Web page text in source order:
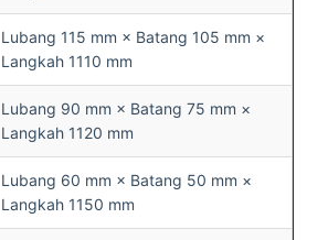
Lubang 115 mm × Batang 105 mm ×
Langkah 1110 mm
Lubang 90 mm × Batang 75 mm ×
Langkah 1120 mm
Lubang 60 mm × Batang 50 mm ×
Langkah 1150 mm